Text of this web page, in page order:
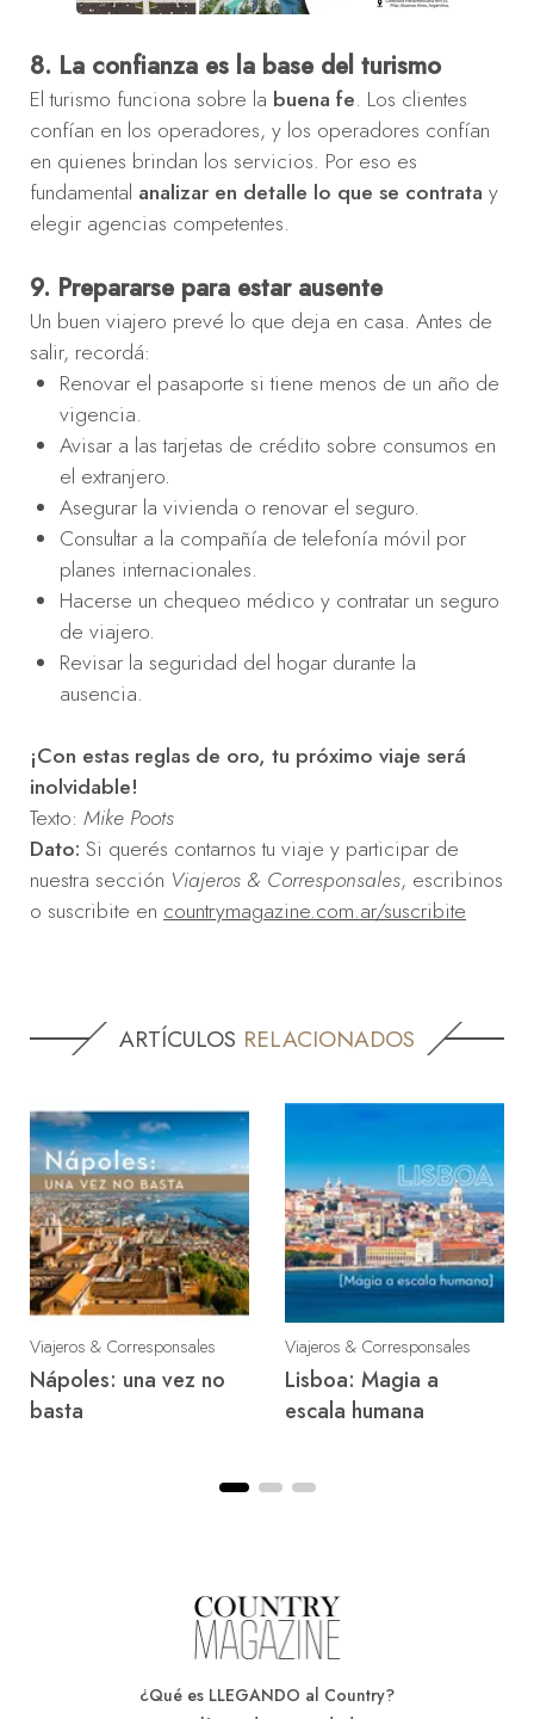
8. La confianza es la base del turismo
El turismo funciona sobre la buena fe. Los clientes
confían en los operadores, y los operadores confían
en quienes brindan los servicios. Por eso es
fundamental analizar en detalle lo que se contrata y
elegir agencias competentes.
9. Prepararse para estar ausente
Un buen viajero prevé lo que deja en casa. Antes de
salir, recordá:
Renovar el pasaporte si tiene menos de un año de
vigencia.
Avisar a las tarjetas de crédito sobre consumos en
el extranjero.
Asegurar la vivienda o renovar el seguro.
Consultar a la compañía de telefonía móvil por
planes internacionales.
Hacerse un chequeo médico y contratar un seguro
de viajero.
Revisar la seguridad del hogar durante la
ausencia.
¡Con estas reglas de oro, tu próximo viaje será
inolvidable!
Texto: Mike Poots
Dato: Si querés contarnos tu viaje y participar de
nuestra sección Viajeros & Corresponsales, escribinos
o suscribite en countrymagazine.com.ar/suscribite
ARTÍCULOS RELACIONADOS
Viajeros & Corresponsales
Nápoles: una vez no
basta
Viajeros & Corresponsales
Lisboa: Magia a
escala humana
¿Qué es LLEGANDO al Country?